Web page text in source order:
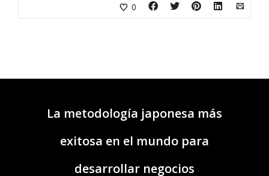
0
La metodología japonesa más
exitosa en el mundo para
desarrollar negocios